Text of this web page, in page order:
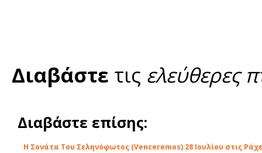
Διαβάστε τις ελεύθερες
Διαβάστε επίσης:
Η Σονάτα Του Σεληνόφωτος (Venceremos) 28 Ιουλίου στις